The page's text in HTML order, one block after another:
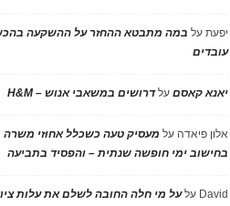
יפעתעל במה מתבטא ההחזר על ההשקעה
עובדים
יאנא קאסםעלדרושים במשאבי אנוש – H&M
אלון פיאדה על מעסיק טעה כשכלל אחוזי משרה
בחישוב ימי חופשה שנתית – והפסיד בתביעה
David עלעל מי חלה החובה לשלם את עלות